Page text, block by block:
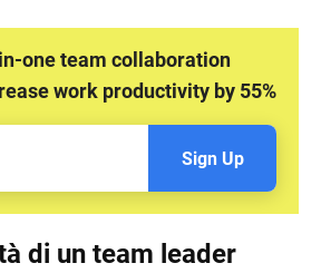
one team collaboration
work productivity by 55%
Sign Up
di un team leader